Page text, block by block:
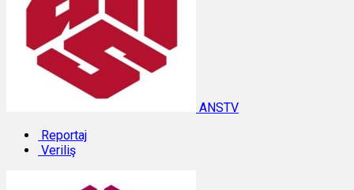
ANSTV
Reportaj
Veriliş